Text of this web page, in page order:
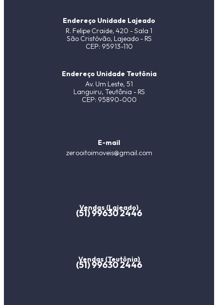
Endereço Unidade Lajeado
R. Felipe Craide, 420 - Sala 1
São Cristóvão, Lajeado - RS
CEP: 95913-110
Endereço Unidade Teutônia
Av. Um Leste, 51
Languiru, Teutônia - RS
CEP: 95890-000
E-mail
zerooitoimoveis@gmail.com
Vendas (Lajeado)
(51) 99630 2446
Vendas (Teutônia)
(51) 99630 2446